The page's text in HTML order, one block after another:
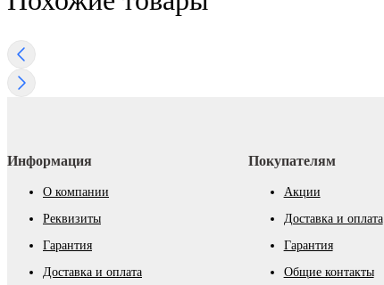
Информация
О компании
Реквизиты
Гарантия
Доставка и оплата
Покупателям
Акции
Доставка и оплата
Гарантия
Общие контакты